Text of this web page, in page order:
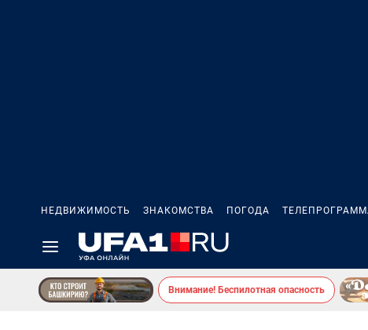
НЕДВИЖИМОСТЬ ЗНАКОМСТВА ПОГОДА
Внимание! Беспилотная опасность